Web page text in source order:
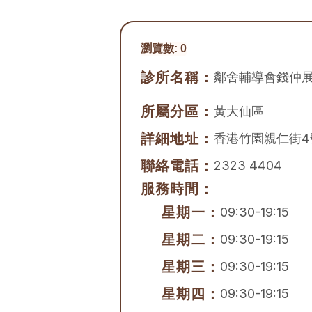
瀏覽數: 0
診所名稱： 鄰舍輔導會錢仲
所屬分區： 黃大仙區
詳細地址： 香港竹園親仁街4
聯絡電話： 2323 4404
服務時間：
星期一： 09:30-19:15
星期二： 09:30-19:15
星期三： 09:30-19:15
星期四： 09:30-19:15